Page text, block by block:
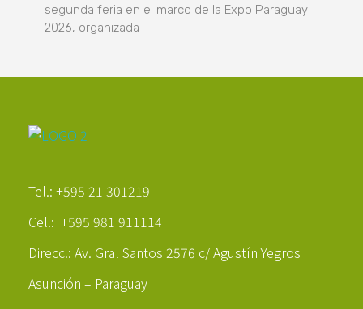
segunda feria en el marco de la Expo Paraguay
2026, organizada
Tel.: +595 21 301219
Cel.: +595 981 911114
Direcc.: Av. Gral Santos 2576 c/ Agustín Yegros
Asunción – Paraguay